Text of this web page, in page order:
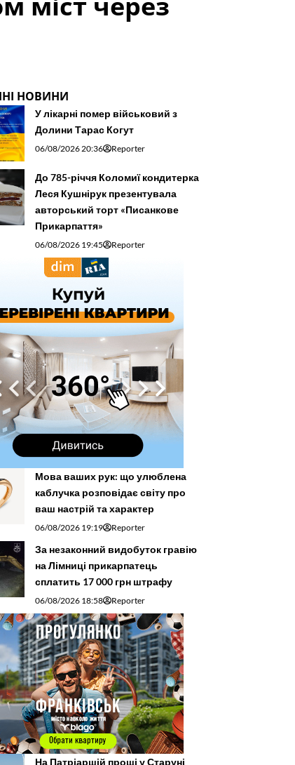
НОВИНИ
У лікарні помер військовий з
Долини Тарас Когут
06/08/2026 20:36 Reporter
До 785-річчя Коломиї кондитерка
Леся Кушнірук презентувала
авторський торт «Писанкове
Прикарпаття»
06/08/2026 19:45 Reporter
Мова ваших рук: що улюблена
каблучка розповідає світу про
ваш настрій та характер
06/08/2026 19:19 Reporter
За незаконний видобуток гравію
на Лімниці прикарпатець
сплатить 17 000 грн штрафу
06/08/2026 18:58 Reporter
На Патріаршій прощі у Старуні